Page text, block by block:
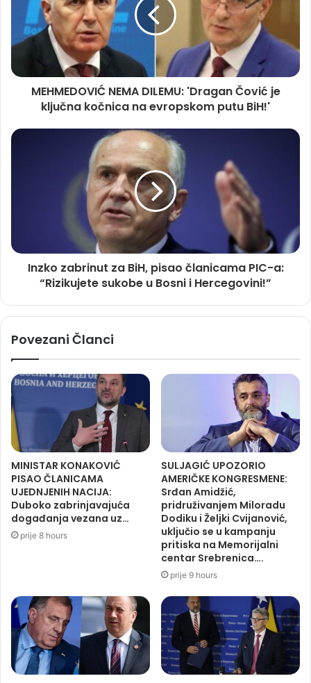
MEHMEDOVIĆ NEMA DILEMU: 'Dragan Čović je
ključna kočnica na evropskom putu BiH!'
Inzko zabrinut za BiH, pisao članicama PIC-a:
“Rizikujete sukobe u Bosni i Hercegovini!”
Povezani Članci
MINISTAR KONAKOVIĆ
PISAO ČLANICAMA
UJEDNJENIH NACIJA:
Duboko zabrinjavajuća
događanja vezana uz…
prije 8 hours
SULJAGIĆ UPOZORIO
AMERIČKE KONGRESMENE:
Srđan Amidžić,
pridruživanjem Miloradu
Dodiku i Željki Cvijanović,
uključio se u kampanju
pritiska na Memorijalni
centar Srebrenica….
prije 9 hours